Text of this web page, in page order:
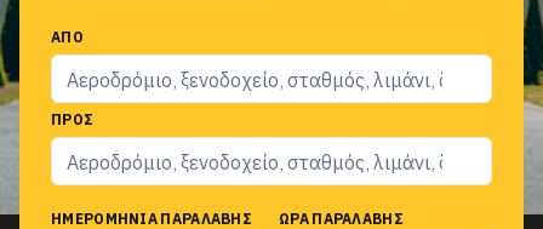
ΑΠΌ
ΠΡΟΣ
ΗΜΕΡΟΜΗΝΊΑ ΠΑΡΑΛΑΒΉΣ ΏΡΑ ΠΑΡΑΛΑΒΉΣ